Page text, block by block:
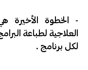
​- الخطوة الأخيرة
العلاجية لطباعة
لكل برنامج .